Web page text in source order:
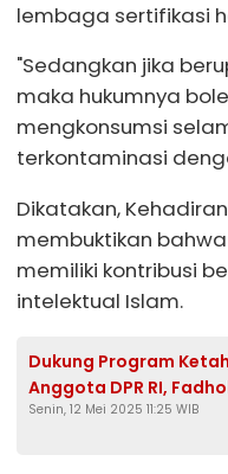
lembaga sertifikasi
"Sedangkan jika
maka hukumnya
mengkonsumsi
terkontaminasi
Dikatakan,
membuktikan
memiliki kontribusi
intelektual Islam.
Dukung Program
Anggota DPR RI,
Partai Kawal Demokrasi
Senin, 12 Mei 2025 11:25 WIB